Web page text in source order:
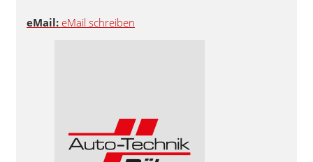
eMail: eMail schreiben